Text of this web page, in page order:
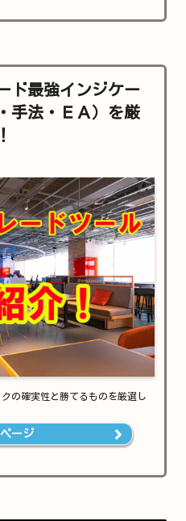
ド最強インジケー
手法・ＥＡ）を厳
の確実性と勝てるものを厳選し
ージ